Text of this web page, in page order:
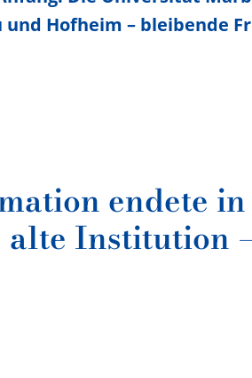
und Hofheim – bleibende
endete
Institution